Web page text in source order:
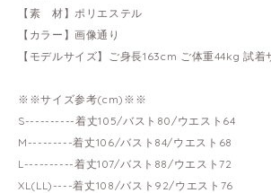
【素 材】ポリエステル
【カラー】画像通り
【モデルサイズ】ご身長163cm ご体重44kg 試着
※※サイズ参考(cm)※※
S----------着丈105/バスト80/ウエスト64
M---------着丈106/バスト84/ウエスト68
L----------着丈107/バスト88/ウエスト72
XL(LL)----着丈108/バスト92/ウエスト76